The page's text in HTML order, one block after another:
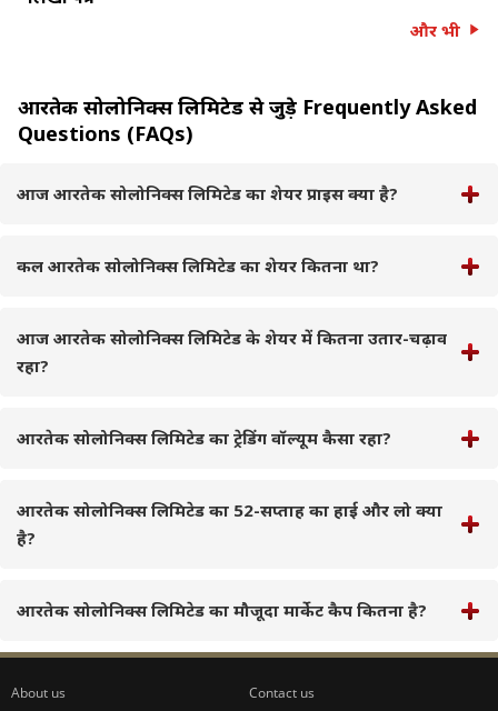
और भी
आरतेक सोलोनिक्स लिमिटेड से जुड़े Frequently Asked
Questions (FAQs)
आज आरतेक सोलोनिक्स लिमिटेड का शेयर प्राइस क्या है?
कल आरतेक सोलोनिक्स लिमिटेड का शेयर कितना था?
आज आरतेक सोलोनिक्स लिमिटेड के शेयर में कितना उतार-चढ़ाव
रहा?
आरतेक सोलोनिक्स लिमिटेड का ट्रेडिंग वॉल्यूम कैसा रहा?
आरतेक सोलोनिक्स लिमिटेड का 52-सप्ताह का हाई और लो क्या
है?
आरतेक सोलोनिक्स लिमिटेड का मौजूदा मार्केट कैप कितना है?
About us Contact us